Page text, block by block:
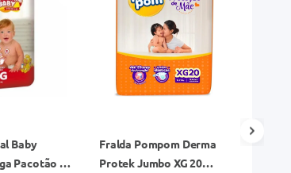
Baby
Pacotão XG
Fralda Pompom Derma
Protek Jumbo XG 20